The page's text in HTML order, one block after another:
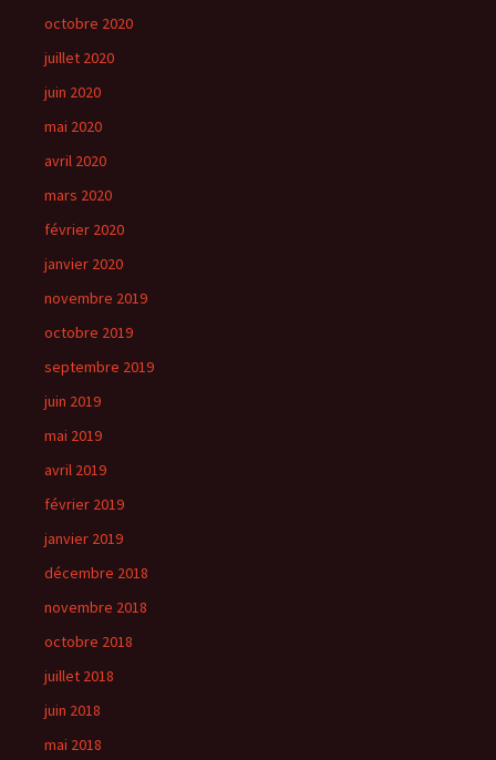
octobre 2020
juillet 2020
juin 2020
mai 2020
avril 2020
mars 2020
février 2020
janvier 2020
novembre 2019
octobre 2019
septembre 2019
juin 2019
mai 2019
avril 2019
février 2019
janvier 2019
décembre 2018
novembre 2018
octobre 2018
juillet 2018
juin 2018
mai 2018